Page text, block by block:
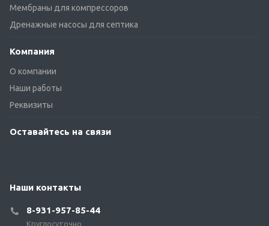
Мембраны для компрессоров
Дренажные насосы для септика
Компания
О компании
Наши работы
Реквизиты
Оставайтесь на связи
Наши контакты
8-931-957-85-44
Круглосуточно